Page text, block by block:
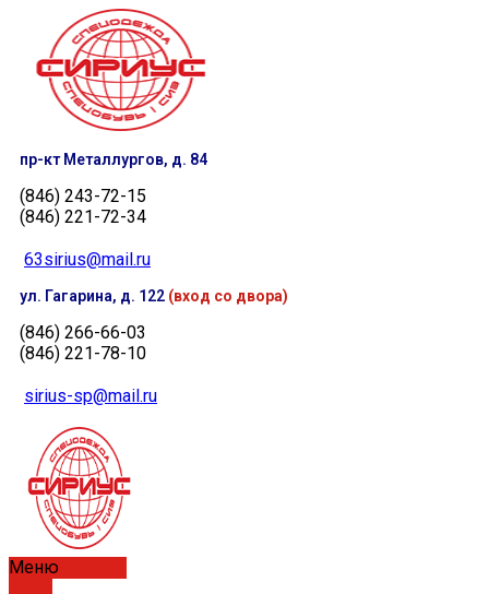
пр-кт Металлургов, д. 84
(846) 243-72-15
(846) 221-72-34
63sirius@mail.ru
ул. Гагарина, д. 122 (вход со двора)
(846) 266-66-03
(846) 221-78-10
sirius-sp@mail.ru
Меню